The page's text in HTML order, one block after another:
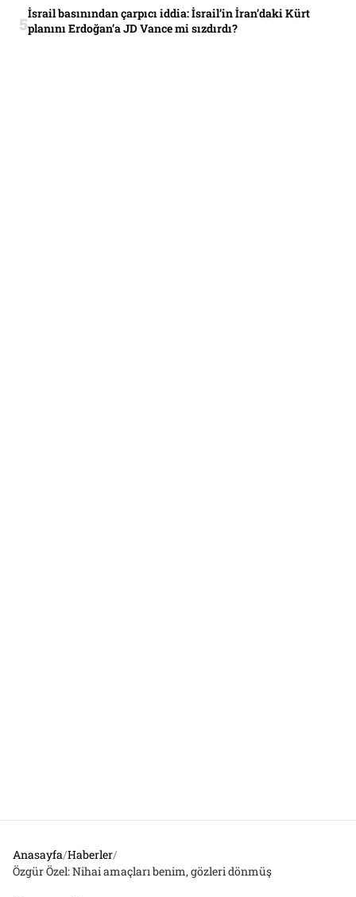
İsrail basınından çarpıcı iddia: İsrail’in İran’daki Kürt
planını Erdoğan’a JD Vance mi sızdırdı?
Anasayfa/Haberler/
Özgür Özel: Nihai amaçları benim, gözleri dönmüş